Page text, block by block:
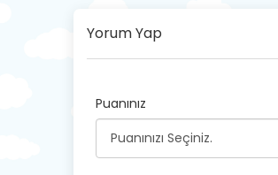
Yorum Yap
Puanınız